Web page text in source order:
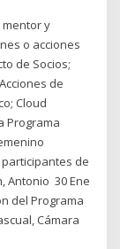
mentor y
o acciones
de Socios;
de
Cloud
Programa
de
Antonio 30 Ene
del Programa
Cámara